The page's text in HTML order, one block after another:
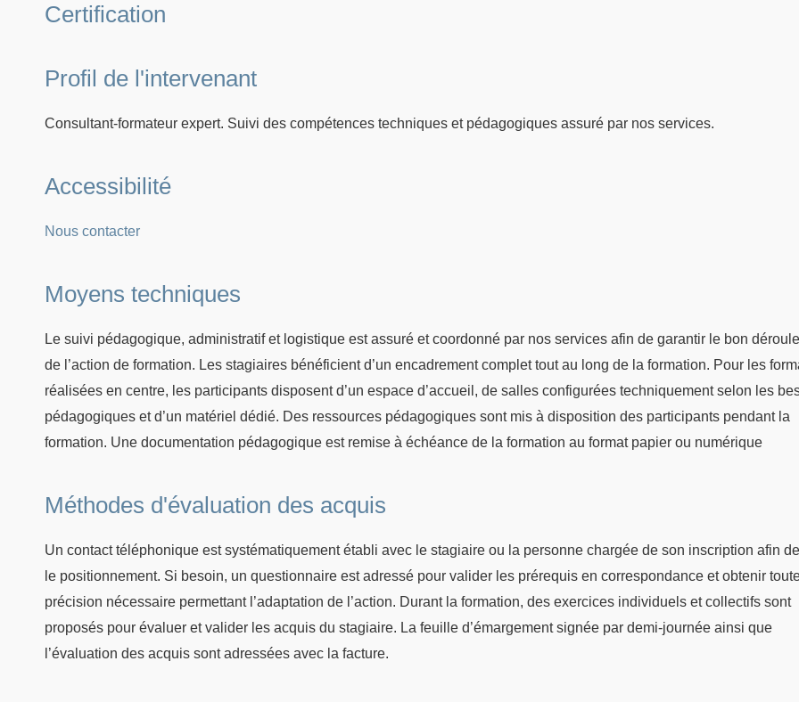
Certification
Profil de l'intervenant
Consultant-formateur expert. Suivi des compétences techniques et pédagogiques assuré par nos services.
Accessibilité
Nous contacter
Moyens techniques
Le suivi pédagogique, administratif et logistique est assuré et coordonné par nos services afin de garantir le bon
de l’action de formation. Les stagiaires bénéficient d’un encadrement complet tout au long de la formation. Pour les
réalisées en centre, les participants disposent d’un espace d’accueil, de salles configurées techniquement selon les
pédagogiques et d’un matériel dédié. Des ressources pédagogiques sont mis à disposition des participants pendant la
formation. Une documentation pédagogique est remise à échéance de la formation au format papier ou numérique
Méthodes d'évaluation des acquis
Un contact téléphonique est systématiquement établi avec le stagiaire ou la personne chargée de son inscription afin
le positionnement. Si besoin, un questionnaire est adressé pour valider les prérequis en correspondance et obtenir
précision nécessaire permettant l’adaptation de l’action. Durant la formation, des exercices individuels et collectifs sont
proposés pour évaluer et valider les acquis du stagiaire. La feuille d’émargement signée par demi-journée ainsi que
l’évaluation des acquis sont adressées avec la facture.